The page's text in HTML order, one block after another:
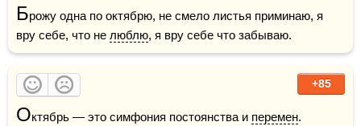
Брожу одна по октябрю, не смело листья приминаю, я
вру себе, что не люблю, я вру себе что забываю.
+85
Октябрь — это симфония постоянства и перемен.